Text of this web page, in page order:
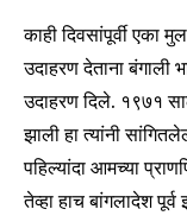
काही दिवसांपूर्वी एका
उदाहरण देताना बंगाली
उदाहरण दिले. १९७१
झाली हा त्यांनी
पहिल्यांदा आमच्या
तेव्हा हाच बांगलादेश